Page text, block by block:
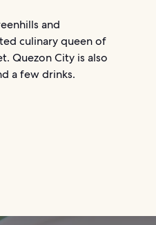
and
culinary queen of
Quezon City is also
a few drinks.